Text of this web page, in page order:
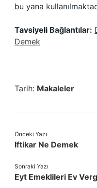
bu yana
Tavsiyeli Bağlantılar:
Demek
Tarih: Makaleler
Önceki Yazı
Iftikar Ne Demek
Sonraki Yazı
Eyt Emeklileri Ev